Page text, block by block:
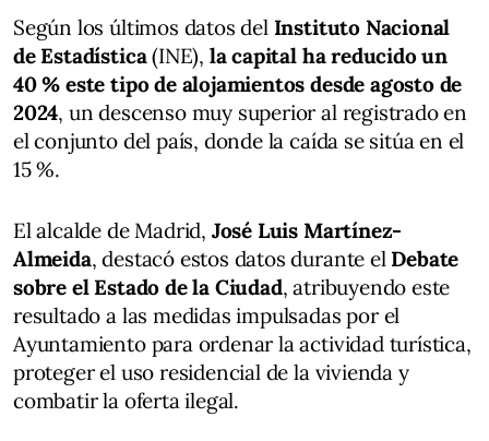
Según los últimos datos del Instituto Nacional
de Estadística(INE), la capital ha reducido un
40 % este tipo de alojamientos desde agosto de
2024, un descenso muy superior al registrado en
el conjunto del país, donde la caída se sitúa en el
15 %.
El alcalde de Madrid, José Luis Martínez-
Almeida, destacó estos datos durante el Debate
sobre el Estado de la Ciudad, atribuyendo este
resultado a las medidas impulsadas por el
Ayuntamiento para ordenar la actividad turística,
proteger el uso residencial de la vivienda y
combatir la oferta ilegal.